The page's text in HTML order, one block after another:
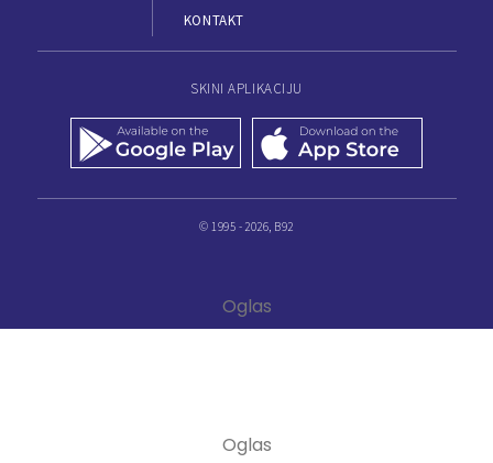
KONTAKT
SKINI APLIKACIJU
© 1995 - 2026, B92